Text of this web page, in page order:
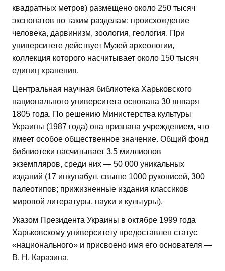
квадратных метров) размещено около 250 тысяч
экспонатов по таким разделам: происхождение
человека, дарвинизм, зоология, геология. При
университете действует Музей археологии,
коллекция которого насчитывает около 150 тысяч
единиц хранения.
Центральная научная библиотека Харьковского
национального университета основана 30 января
1805 года. По решению Министерства культуры
Украины (1987 года) она признана учреждением, что
имеет особое общественное значение. Общий фонд
библиотеки насчитывает 3,5 миллионов
экземпляров, среди них — 50 000 уникальных
изданий (17 инкунабул, свыше 1000 рукописей, 300
палеотипов; прижизненные издания классиков
мировой литературы, науки и культуры).
Указом Президента Украины в октябре 1999 года
Харьковскому университету предоставлен статус
«национального» и присвоено имя его основателя —
В. Н. Каразина.